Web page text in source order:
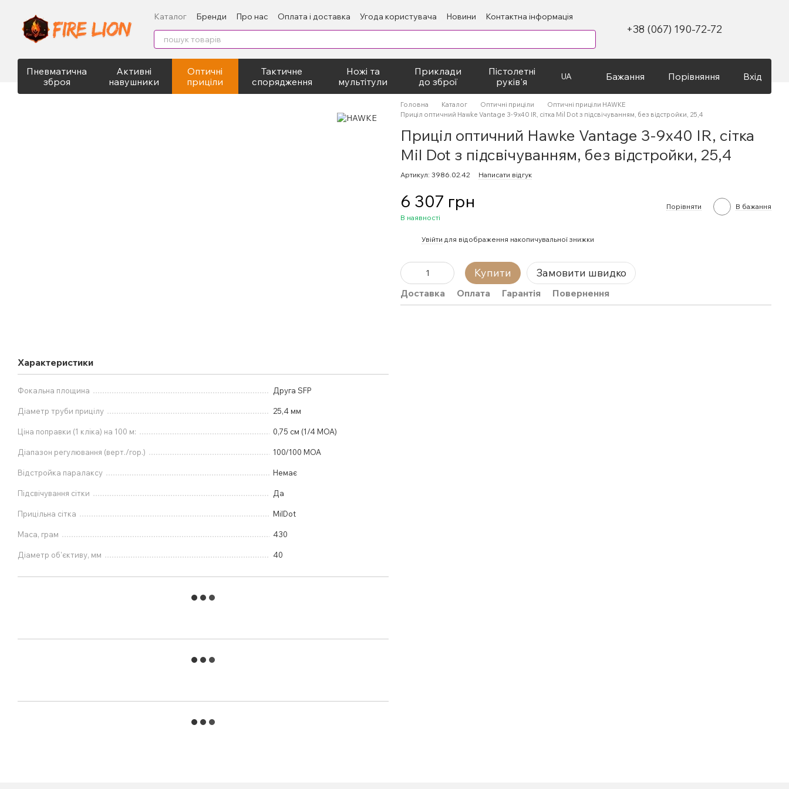
Каталог Бренди Про нас Оплата і доставка Угода користувача Новини Контактна інформація
+38 (067) 190-72-72
Пневматична
зброя
Активні
навушники
Оптичні
приціли
Тактичне
спорядження
Ножі та
мультітули
Приклади
до зброї
Пістолетні
руків'я
UA Бажання Порівняння Вхід
Характеристики
Фокальна площина Друга SFP
Діаметр труби прицілу 25,4 мм
Ціна поправки (1 кліка) на 100 м: 0,75 см (1/4 МОА)
Діапазон регулювання (верт./гор.) 100/100 MOA
Відстройка паралаксу Немає
Підсвічування сітки Да
Прицільна сітка MilDot
Маса, грам 430
Діаметр об'єктиву, мм 40
Головна Каталог Оптичні приціли
Оптичні приціли HAWKE
Приціл оптичний Hawke Vantage 3-9х40 IR, сітка Mil Dot з підсвічуванням, без відстройки, 25,4
Приціл оптичний Hawke Vantage 3-9х40 IR, сітка
Mil Dot з підсвічуванням, без відстройки, 25,4
Артикул: 3986.02.42 Написати відгук
6 307 грн
В наявності
Порівняти В бажання
Увійти для відображення накопичувальної знижки
Купити Замовити швидко
Доставка Оплата Гарантія Повернення